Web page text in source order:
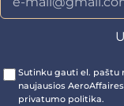
Sutinku gauti el. paštu
naujausios
privatumo politika.